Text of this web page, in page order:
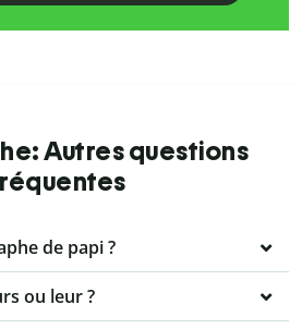
Autres questions
de papi ?
ou leur ?